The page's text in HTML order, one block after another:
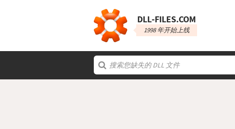
DLL‑FILES.COM
1998 年开始上线